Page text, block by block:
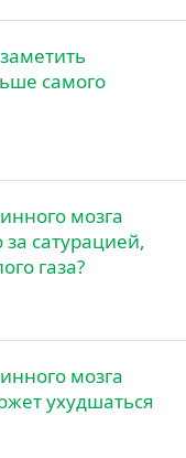
самого
мозга
сатурацией,
газа?
мозга
ухудшаться